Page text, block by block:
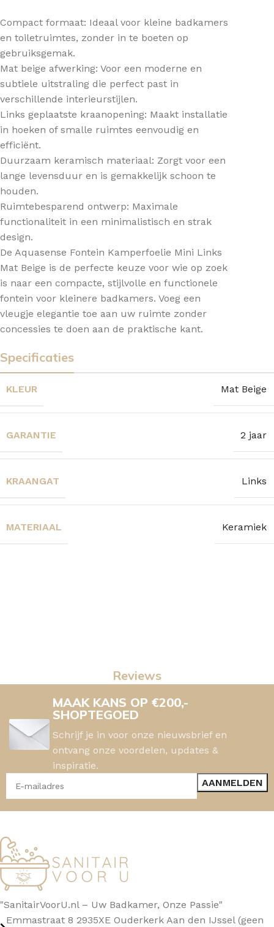
Compact formaat: Ideaal voor kleine badkamers
en toiletruimtes, zonder in te boeten op
gebruiksgemak.
Mat beige afwerking: Voor een moderne en
subtiele uitstraling die perfect past in
verschillende interieurstijlen.
Links geplaatste kraanopening: Maakt installatie
in hoeken of smalle ruimtes eenvoudig en
efficiënt.
Duurzaam keramisch materiaal: Zorgt voor een
lange levensduur en is gemakkelijk schoon te
houden.
Ruimtebesparend ontwerp: Maximale
functionaliteit in een minimalistisch en strak
design.
De Aquasense Fontein Kamperfoelie Mini Links
Mat Beige is de perfecte keuze voor wie op zoek
is naar een compacte, stijlvolle en functionele
fontein voor kleinere badkamers. Voeg een
vleugje elegantie toe aan uw ruimte zonder
concessies te doen aan de praktische kant.
Specificaties
KLEUR Mat Beige
GARANTIE 2 jaar
KRAANGAT Links
MATERIAAL Keramiek
Reviews
MAAK KANS OP €200,-
SHOPTEGOED
Schrijf je in voor onze nieuwsbrief en
ontvang onze voordelen, updates &
inspiratie.
"SanitairVoorU.nl – Uw Badkamer, Onze Passie"
Emmastraat 8 2935XE Ouderkerk Aan den IJssel (geen